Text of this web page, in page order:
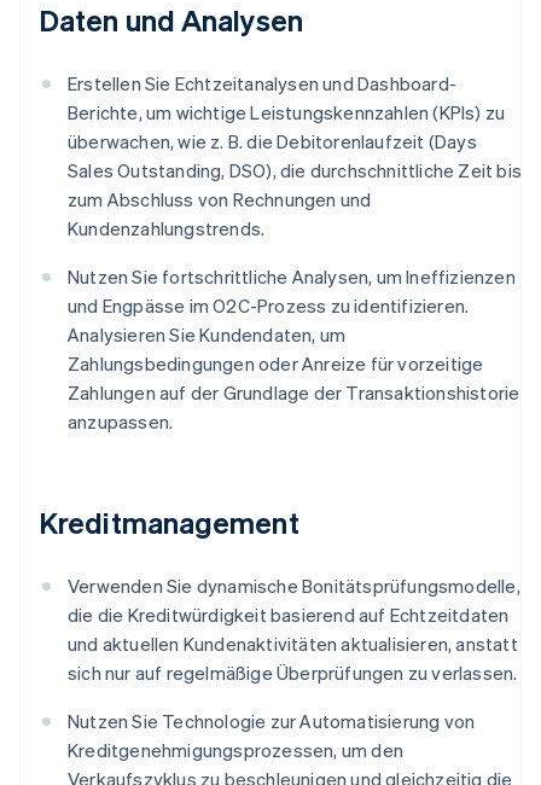
Daten und Analysen
Erstellen Sie Echtzeitanalysen und Dashboard-
Berichte, um wichtige Leistungskennzahlen (KPIs) zu
überwachen, wie z. B. die Debitorenlaufzeit (Days
Sales Outstanding, DSO), die durchschnittliche Zeit bis
zum Abschluss von Rechnungen und
Kundenzahlungstrends.
Nutzen Sie fortschrittliche Analysen, um Ineffizienzen
und Engpässe im O2C-Prozess zu identifizieren.
Analysieren Sie Kundendaten, um
Zahlungsbedingungen oder Anreize für vorzeitige
Zahlungen auf der Grundlage der Transaktionshistorie
anzupassen.
Kreditmanagement
Verwenden Sie dynamische Bonitätsprüfungsmodelle,
die die Kreditwürdigkeit basierend auf Echtzeitdaten
und aktuellen Kundenaktivitäten aktualisieren, anstatt
sich nur auf regelmäßige Überprüfungen zu verlassen.
Nutzen Sie Technologie zur Automatisierung von
Kreditgenehmigungsprozessen, um den
Verkaufszyklus zu beschleunigen und gleichzeitig die